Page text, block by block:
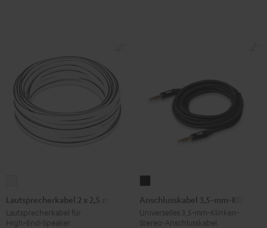
2
x
2,5
Lautsprecherkabel 2 x 2,5 mm²
Lautsprecherkabel für
High‑End‑Speaker
3,5-
mm-
Klinke
Anschlusskabel 3,5-mm-Klinke
Universelles 3,5-mm-Klinken-
Stereo-Anschlusskabel